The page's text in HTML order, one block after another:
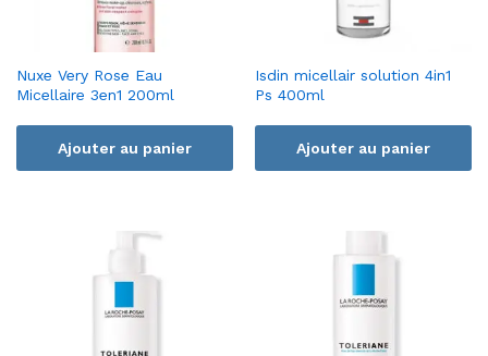
Nuxe Very Rose Eau
Micellaire 3en1 200ml
Ajouter au panier
Isdin micellair solution 4in1
Ps 400ml
Ajouter au panier